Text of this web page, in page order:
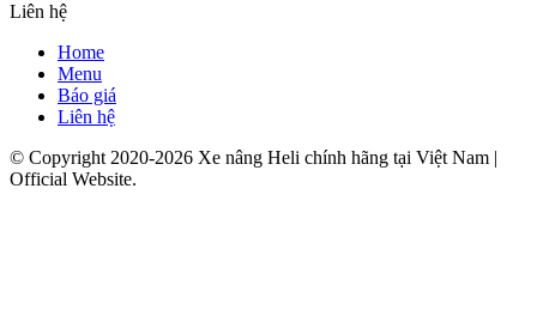
Liên hệ
Home
Menu
Báo giá
Liên hệ
© Copyright 2020-2026 Xe nâng Heli chính hãng tại Việt Nam |
Official Website.